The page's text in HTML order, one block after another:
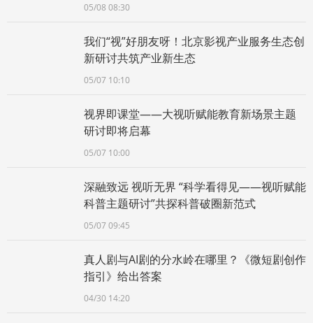
05/08 08:30
我们“视”好朋友呀！北京影视产业服务生态创
新研讨共筑产业新生态
05/07 10:10
视界即课堂——大视听赋能教育新场景主题
研讨即将启幕
05/07 10:00
深融致远 视听无界 “科学看得见——视听赋能
科普主题研讨”共探科普破圈新范式
05/07 09:45
真人剧与AI剧的分水岭在哪里？《微短剧创作
指引》给出答案
04/30 14:20